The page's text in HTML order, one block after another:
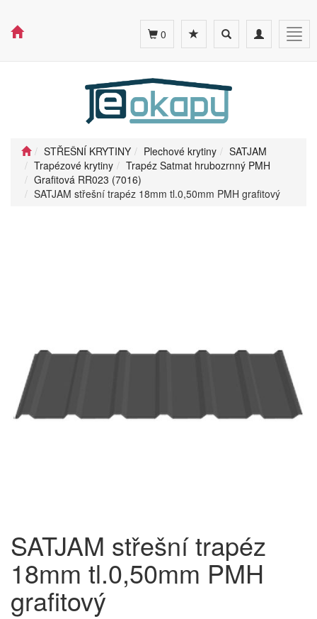
Toggle
navigation
Toggle
search
0
STŘEŠNÍ KRYTINY Plechové krytiny
SATJAM
Trapézové krytiny
Trapéz Satmat hrubozrnný PMH
Grafitová RR023 (7016)
SATJAM střešní trapéz 18mm tl.0,50mm PMH grafitový
SATJAM střešní trapéz
18mm tl.0,50mm PMH
grafitový